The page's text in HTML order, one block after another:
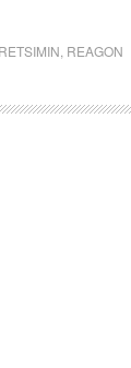
REAGON